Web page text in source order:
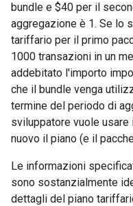
bundle e $40 per il
aggregazione è 1. Se lo
tariffario per il primo
1000 transazioni in un
addebitato l'importo
che il bundle venga
termine del periodo di
sviluppatore vuole
nuovo il piano (e il
Le informazioni
sono sostanzialmente
dettagli del piano